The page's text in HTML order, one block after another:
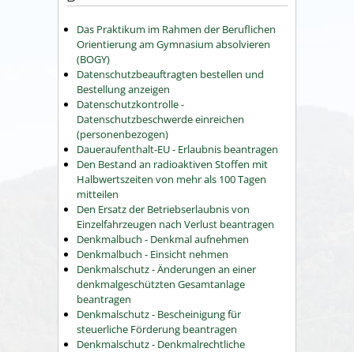
Das Praktikum im Rahmen der Beruflichen
Orientierung am Gymnasium absolvieren
(BOGY)
Datenschutzbeauftragten bestellen und
Bestellung anzeigen
Datenschutzkontrolle -
Datenschutzbeschwerde einreichen
(personenbezogen)
Daueraufenthalt-EU - Erlaubnis beantragen
Den Bestand an radioaktiven Stoffen mit
Halbwertszeiten von mehr als 100 Tagen
mitteilen
Den Ersatz der Betriebserlaubnis von
Einzelfahrzeugen nach Verlust beantragen
Denkmalbuch - Denkmal aufnehmen
Denkmalbuch - Einsicht nehmen
Denkmalschutz - Änderungen an einer
denkmalgeschützten Gesamtanlage
beantragen
Denkmalschutz - Bescheinigung für
steuerliche Förderung beantragen
Denkmalschutz - Denkmalrechtliche